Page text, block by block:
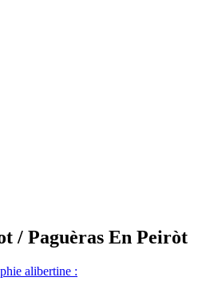
/ Paguèras En Peiròt
alibertine :